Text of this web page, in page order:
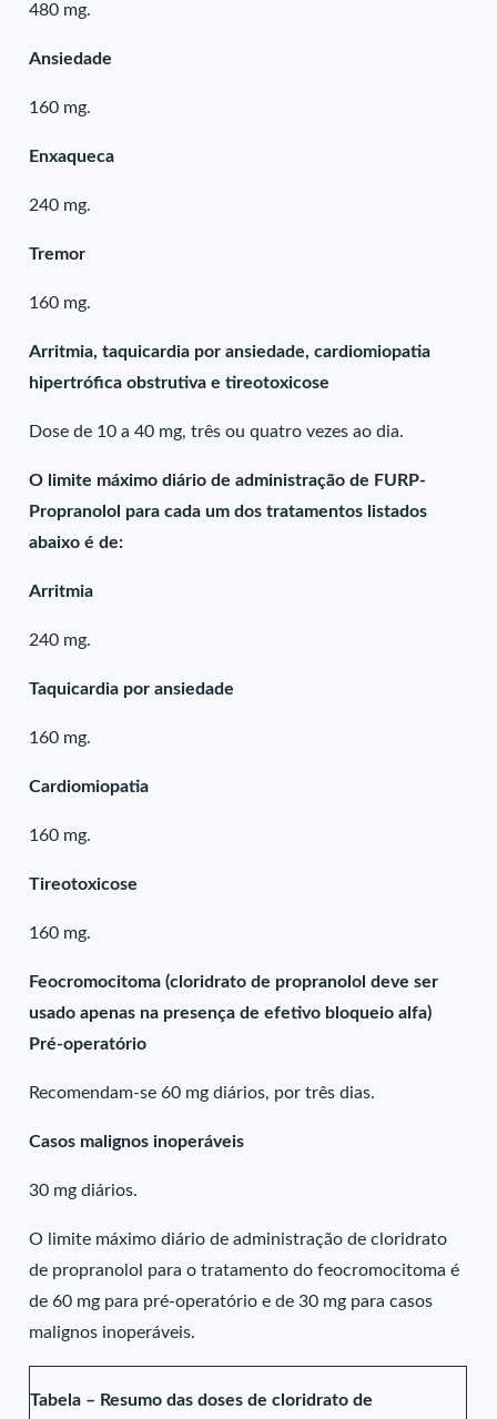
480 mg.
Ansiedade
160 mg.
Enxaqueca
240 mg.
Tremor
160 mg.
Arritmia, taquicardia por ansiedade, cardiomiopatia
hipertrófica obstrutiva e tireotoxicose
Dose de 10 a 40 mg, três ou quatro vezes ao dia.
O limite máximo diário de administração de FURP-
Propranolol para cada um dos tratamentos listados
abaixo é de:
Arritmia
240 mg.
Taquicardia por ansiedade
160 mg.
Cardiomiopatia
160 mg.
Tireotoxicose
160 mg.
Feocromocitoma (cloridrato de propranolol deve ser
usado apenas na presença de efetivo bloqueio alfa)
Pré-operatório
Recomendam-se 60 mg diários, por três dias.
Casos malignos inoperáveis
30 mg diários.
O limite máximo diário de administração de cloridrato
de propranolol para o tratamento do feocromocitoma é
de 60 mg para pré-operatório e de 30 mg para casos
malignos inoperáveis.
Tabela – Resumo das doses de cloridrato de